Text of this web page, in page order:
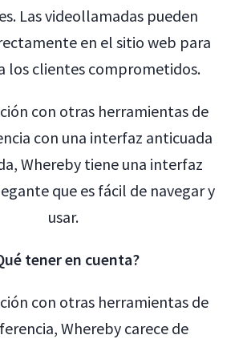
Las videollamadas pueden
en el sitio web para
los clientes comprometidos.
con otras herramientas de
con una interfaz anticuada
Whereby tiene una interfaz
que es fácil de navegar y
usar.
tener en cuenta?
con otras herramientas de
Whereby carece de